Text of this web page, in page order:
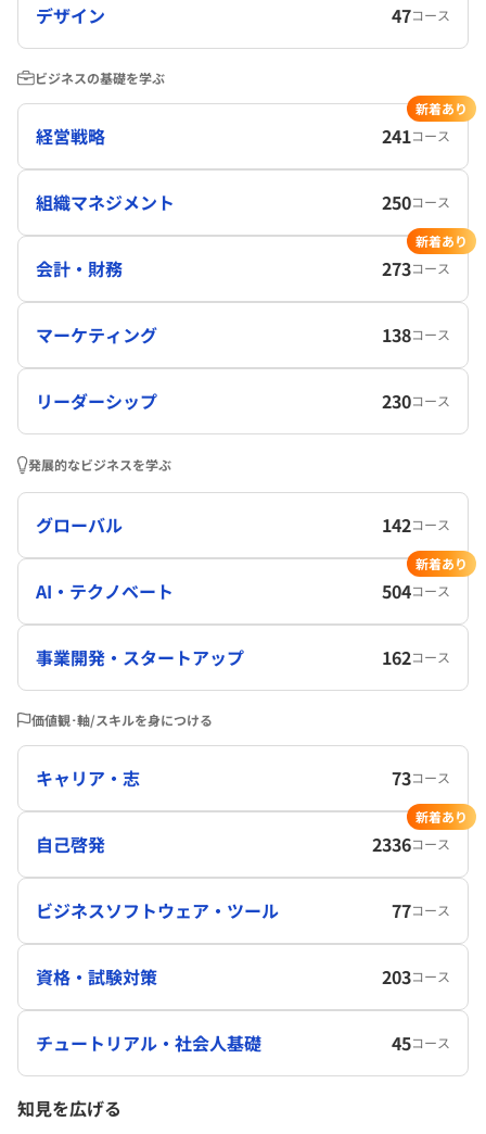
デザイン 47コース
ビジネスの基礎を学ぶ
経営戦略 241コース
新着あり
組織マネジメント 250コース
会計・財務 273コース
新着あり
マーケティング 138コース
リーダーシップ 230コース
発展的なビジネスを学ぶ
グローバル 142コース
AI・テクノベート 504コース
新着あり
事業開発・スタートアップ 162コース
価値観･軸/スキルを身につける
キャリア・志 73コース
自己啓発 2336コース
新着あり
ビジネスソフトウェア・ツール 77コース
資格・試験対策 203コース
チュートリアル・社会人基礎 45コース
知見を広げる